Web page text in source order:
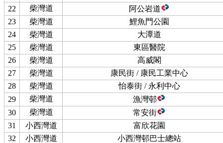
22
柴灣道
阿公岩道
23
柴灣道
鯉魚門公園
24
柴灣道
大潭道
25
柴灣道
東區醫院
26
柴灣道
高威閣
27
柴灣道
康民街 / 康民工業中心
28
柴灣道
怡泰街 / 永利中心
29
柴灣道
漁灣邨
30
柴灣道
常安街
31
小西灣道
富欣花園
32
小西灣道 小西灣邨巴士總站